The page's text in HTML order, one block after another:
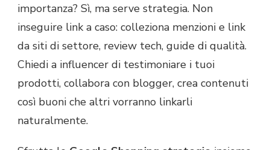
importanza? Sì, ma serve strategia. Non
inseguire link a caso: colleziona menzioni e link
da siti di settore, review tech, guide di qualità.
Chiedi a influencer di testimoniare i tuoi
prodotti, collabora con blogger, crea contenuti
così buoni che altri vorranno linkarli
naturalmente.